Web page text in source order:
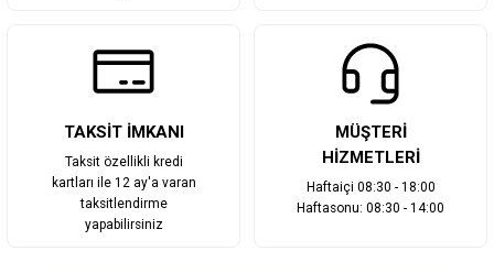
TAKSİT İMKANI
Taksit özellikli kredi
kartları ile 12 ay'a varan
taksitlendirme
yapabilirsiniz
MÜŞTERİ
HİZMETLERİ
Haftaiçi 08:30 - 18:00
Haftasonu: 08:30 - 14:00